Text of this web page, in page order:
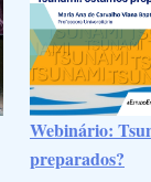
Webinário:
preparados?